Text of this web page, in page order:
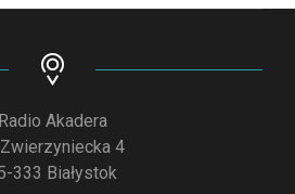
Radio Akadera
4
333 Białystok